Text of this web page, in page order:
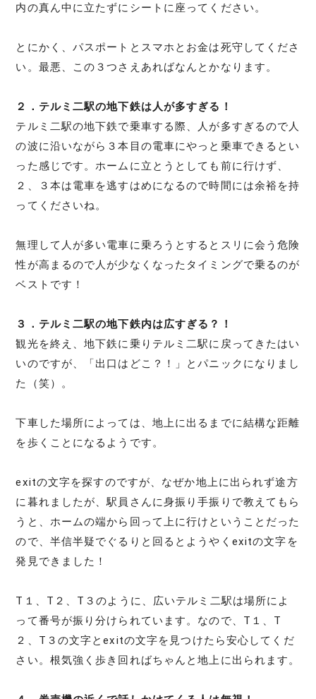
内の真ん中に立たずにシートに座ってください。
とにかく、パスポートとスマホとお金は死守してくださ
い。最悪、この３つさえあればなんとかなります。
２．テルミ二駅の地下鉄は人が多すぎる！
テルミ二駅の地下鉄で乗車する際、人が多すぎるので人
の波に沿いながら３本目の電車にやっと乗車できるとい
った感じです。ホームに立とうとしても前に行けず、
２、３本は電車を逃すはめになるので時間には余裕を持
ってくださいね。
無理して人が多い電車に乗ろうとするとスリに会う危険
性が高まるので人が少なくなったタイミングで乗るのが
ベストです！
３．テルミ二駅の地下鉄内は広すぎる？！
観光を終え、地下鉄に乗りテルミ二駅に戻ってきたはい
いのですが、「出口はどこ？！」とパニックになりまし
た（笑）。
下車した場所によっては、地上に出るまでに結構な距離
を歩くことになるようです。
exitの文字を探すのですが、なぜか地上に出られず途方
に暮れましたが、駅員さんに身振り手振りで教えてもら
うと、ホームの端から回って上に行けということだった
ので、半信半疑でぐるりと回るとようやくexitの文字を
発見できました！
T１、T２、T３のように、広いテルミ二駅は場所によ
って番号が振り分けられています。なので、T１、T
２、T３の文字とexitの文字を見つけたら安心してくだ
さい。根気強く歩き回ればちゃんと地上に出られます。